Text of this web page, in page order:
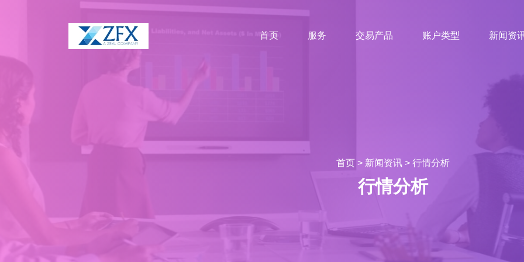
首页 服务 交易产品 账户类型 新闻资
首页 > 新闻资讯 > 行情分析
行情分析